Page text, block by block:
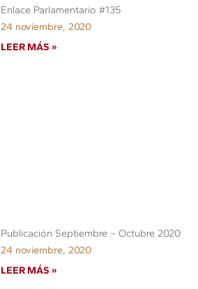
Enlace Parlamentario #135
24 noviembre, 2020
LEER MÁS »
Publicación Septiembre – Octubre 2020
24 noviembre, 2020
LEER MÁS »